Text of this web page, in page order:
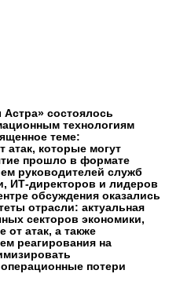
состоялось
технологиям
теме:
атак, которые могут
прошло в формате
руководителей служб
ИТ-директоров и лидеров
обсуждения оказались
отрасли: актуальная
секторов экономики,
атак, а также
реагирования на
потери